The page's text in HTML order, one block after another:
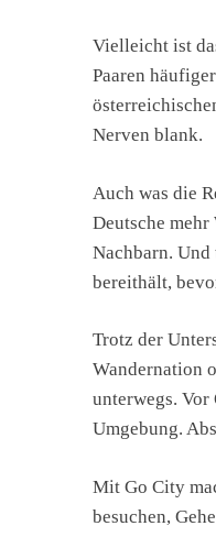
Vielleicht ist
Paaren
Nerven blank.
Auch was die
Deutsche
Nachbarn.
bereithält,
Trotz der
Wandernation
unterwegs. Vor
Umgebung.
Mit Go City
besuchen,